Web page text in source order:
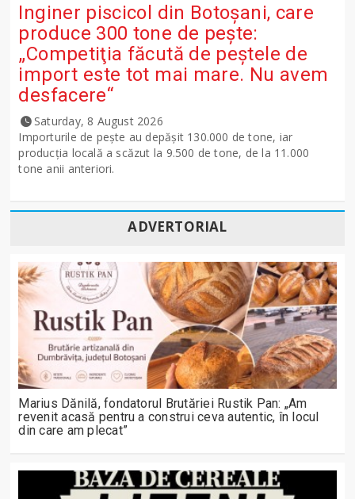
Inginer piscicol din Botoşani, care
produce 300 tone de peşte:
„Competiţia făcută de peştele de
import este tot mai mare. Nu avem
desfacere“
Saturday, 8 August 2026
Importurile de peşte au depăşit 130.000 de tone, iar
producţia locală a scăzut la 9.500 de tone, de la 11.000
tone anii anteriori.
ADVERTORIAL
Marius Dănilă, fondatorul Brutăriei Rustik Pan: „Am
revenit acasă pentru a construi ceva autentic, în locul
din care am plecat”